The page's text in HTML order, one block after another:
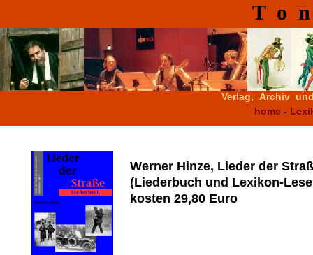
T o
home -
Werner Hinze, Lieder der
(Liederbuch und Lexikon-
kosten 29,80 Euro
Verlag, Archiv